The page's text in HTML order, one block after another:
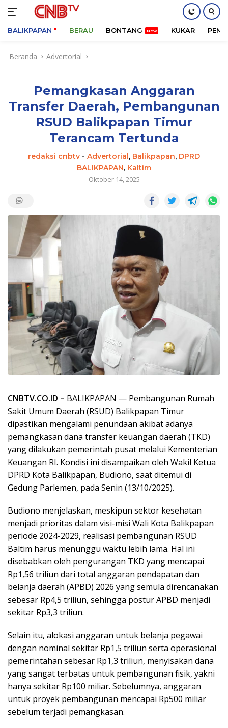
BALIKPAPAN BERAU BONTANG KUKAR
Beranda Advertorial
Pemangkasan Anggaran
Transfer Daerah, Pembangunan
RSUD Balikpapan Timur
Terancam Tertunda
redaksi cnbtv - Advertorial, Balikpapan, DPRD
BALIKPAPAN, Kaltim
Oktober 14, 2025
CNBTV.CO.ID – BALIKPAPAN — Pembangunan Rumah
Sakit Umum Daerah (RSUD) Balikpapan Timur
dipastikan mengalami penundaan akibat adanya
pemangkasan dana transfer keuangan daerah (TKD)
yang dilakukan pemerintah pusat melalui Kementerian
Keuangan RI. Kondisi ini disampaikan oleh Wakil Ketua
DPRD Kota Balikpapan, Budiono, saat ditemui di
Gedung Parlemen, pada Senin (13/10/2025).
Budiono menjelaskan, meskipun sektor kesehatan
menjadi prioritas dalam visi-misi Wali Kota Balikpapan
periode 2024-2029, realisasi pembangunan RSUD
Baltim harus menunggu waktu lebih lama. Hal ini
disebabkan oleh pengurangan TKD yang mencapai
Rp1,56 triliun dari total anggaran pendapatan dan
belanja daerah (APBD) 2026 yang semula direncanakan
sebesar Rp4,5 triliun, sehingga postur APBD menjadi
sekitar Rp3,3 triliun.
Selain itu, alokasi anggaran untuk belanja pegawai
dengan nominal sekitar Rp1,5 triliun serta operasional
pemerintahan sebesar Rp1,3 triliun, menyisakan dana
yang sangat terbatas untuk pembangunan fisik, yakni
hanya sekitar Rp100 miliar. Sebelumnya, anggaran
untuk proyek pembangunan mencapai Rp500 miliar
sebelum terjadi pemangkasan.